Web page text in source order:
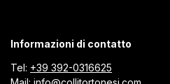
Informazioni di contatto
Tel: +39 392-0316625